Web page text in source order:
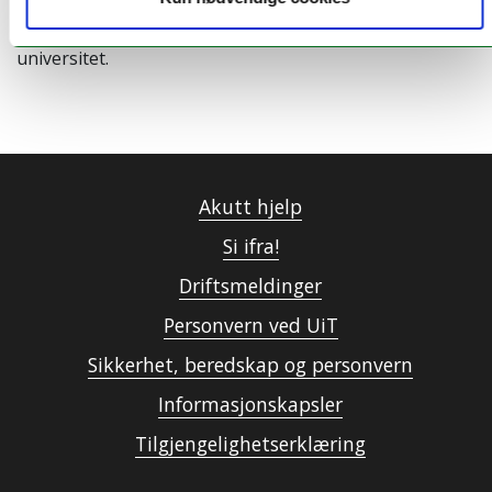
for omsorgsforskning, nord, UiT Norges arktiske
universitet.
Akutt hjelp
Si ifra!
Driftsmeldinger
Personvern ved UiT
Sikkerhet, beredskap og personvern
Informasjonskapsler
Tilgjengelighetserklæring